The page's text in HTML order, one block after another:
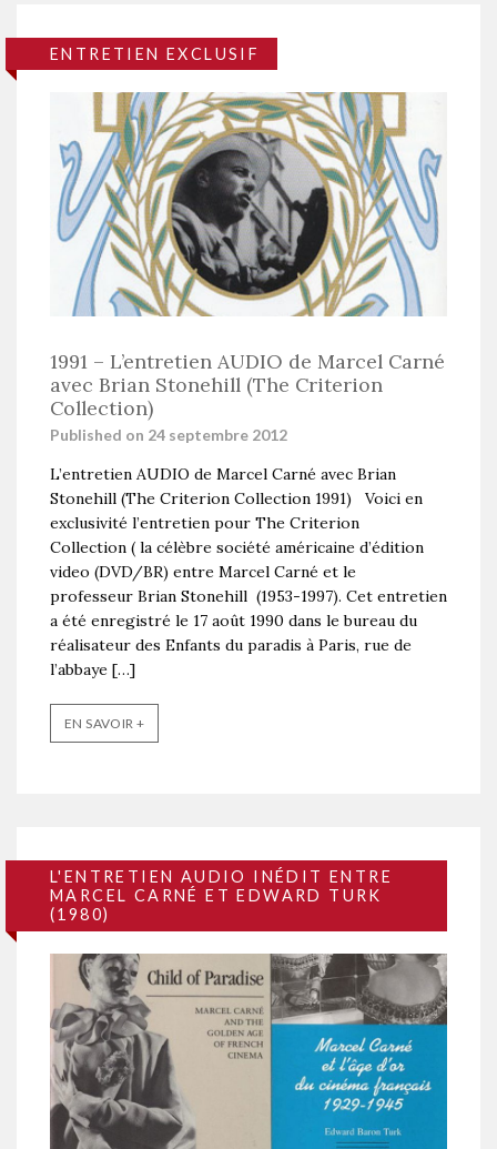
ENTRETIEN EXCLUSIF
1991 – L’entretien AUDIO de Marcel Carné
avec Brian Stonehill (The Criterion
Collection)
Published on 24 septembre 2012
L’entretien AUDIO de Marcel Carné avec Brian
Stonehill (The Criterion Collection 1991) Voici en
exclusivité l’entretien pour The Criterion
Collection ( la célèbre société américaine d’édition
video (DVD/BR) entre Marcel Carné et le
professeur Brian Stonehill (1953-1997). Cet entretien
a été enregistré le 17 août 1990 dans le bureau du
réalisateur des Enfants du paradis à Paris, rue de
l’abbaye […]
EN SAVOIR +
L'ENTRETIEN AUDIO INÉDIT ENTRE
MARCEL CARNÉ ET EDWARD TURK
(1980)